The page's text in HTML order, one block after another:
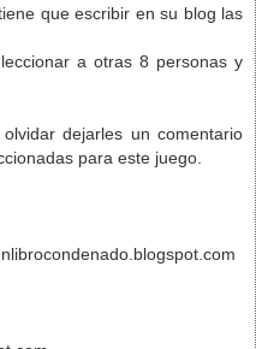
que escribir en su blog las
a otras 8 personas y
dejarles un comentario
para este juego.